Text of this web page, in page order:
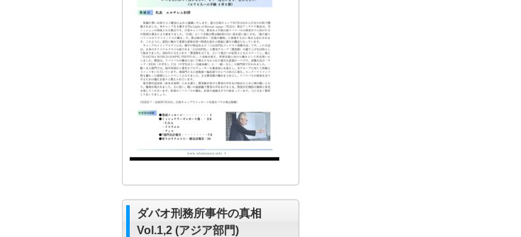
ダバオ刑務所事件の真相
Vol.1,2 (アジア部門)